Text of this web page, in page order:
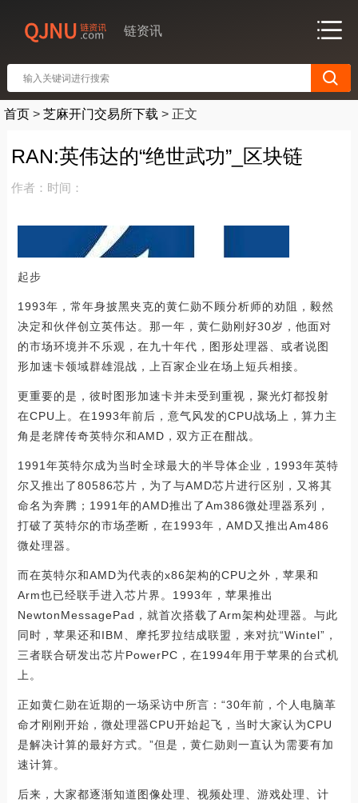
链资讯
首页 > 芝麻开门交易所下载 > 正文
RAN:英伟达的“绝世武功”_区块链
作者： 时间：
起步
1993年，常年身披黑夹克的黄仁勋不顾分析师的劝阻，毅然
决定和伙伴创立英伟达。那一年，黄仁勋刚好30岁，他面对
的市场环境并不乐观，在九十年代，图形处理器、或者说图
形加速卡领域群雄混战，上百家企业在场上短兵相接。
更重要的是，彼时图形加速卡并未受到重视，聚光灯都投射
在CPU上。在1993年前后，意气风发的CPU战场上，算力主
角是老牌传奇英特尔和AMD，双方正在酣战。
1991年英特尔成为当时全球最大的半导体企业，1993年英特
尔又推出了80586芯片，为了与AMD芯片进行区别，又将其
命名为奔腾；1991年的AMD推出了Am386微处理器系列，
打破了英特尔的市场垄断，在1993年，AMD又推出Am486
微处理器。
而在英特尔和AMD为代表的x86架构的CPU之外，苹果和
Arm也已经联手进入芯片界。1993年，苹果推出
NewtonMessagePad，就首次搭载了Arm架构处理器。与此
同时，苹果还和IBM、摩托罗拉结成联盟，来对抗“Wintel”，
三者联合研发出芯片PowerPC，在1994年用于苹果的台式机
上。
正如黄仁勋在近期的一场采访中所言：“30年前，个人电脑革
命才刚刚开始，微处理器CPU开始起飞，当时大家认为CPU
是解决计算的最好方式。”但是，黄仁勋则一直认为需要有加
速计算。
后来，大家都逐渐知道图像处理、视频处理、游戏处理、计